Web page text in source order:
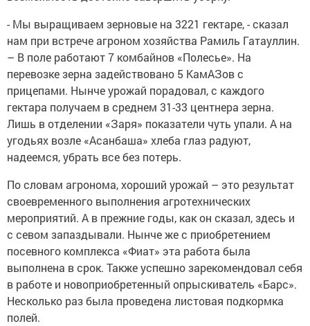
- Мы выращиваем зерновые на 3221 гектаре, - сказал
нам при встрече агроном хозяйства Рамиль Гатауллин.
– В поле работают 7 комбайнов «Полесье». На
перевозке зерна задействовано 5 КамАЗов с
прицепами. Нынче урожай порадовал, с каждого
гектара получаем в среднем 31-33 центнера зерна.
Лишь в отделении «Заря» показатели чуть упали. А на
угодьях возле «Асанбаша» хлеба глаз радуют,
надеемся, убрать все без потерь.
По словам агронома, хороший урожай – это результат
своевременного выполнения агротехнических
мероприятий. А в прежние годы, как он сказал, здесь и
с севом запаздывали. Нынче же с приобретением
посевного комплекса «Фиат» эта работа была
выполнена в срок. Также успешно зарекомендовал себя
в работе и новоприобретенный опрыскиватель «Барс».
Несколько раз была проведена листовая подкормка
полей.